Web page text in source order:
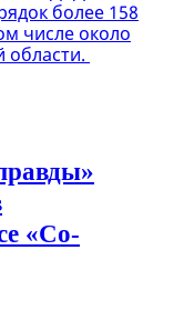
более 158
числе около
области.
«Со-